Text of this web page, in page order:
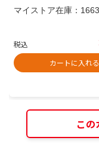
マイストア在庫： 1663
税込
カートに入れる
この